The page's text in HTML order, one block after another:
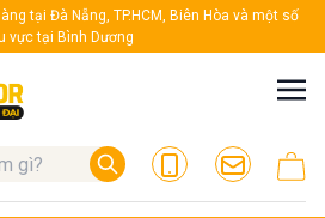
tại Đà Nẵng, TP.HCM, Biên Hòa và một số
vực tại Bình Dương